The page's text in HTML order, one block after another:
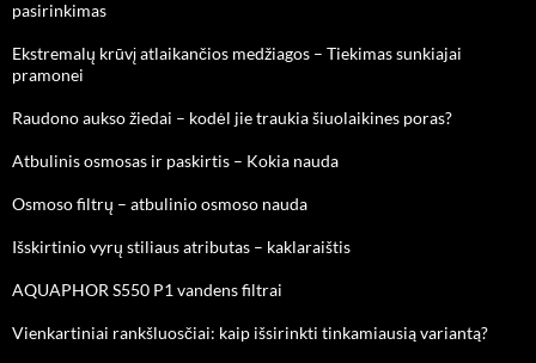
pasirinkimas
Ekstremalų krūvį atlaikančios medžiagos – Tiekimas sunkiajai
pramonei
Raudono aukso žiedai – kodėl jie traukia šiuolaikines poras?
Atbulinis osmosas ir paskirtis – Kokia nauda
Osmoso filtrų – atbulinio osmoso nauda
Išskirtinio vyrų stiliaus atributas – kaklaraištis
AQUAPHOR S550 P1 vandens filtrai
Vienkartiniai rankšluosčiai: kaip išsirinkti tinkamiausią variantą?